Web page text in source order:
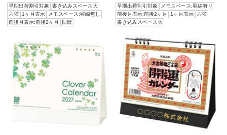
早期出荷割引対象
書き込みスペース大
六曜
1ヶ月表示
メモスペース:罫線無し
前後月表示:前後2ヶ月
旧暦
早期出荷割引対象
メモスペース:罫線有り
前後月表示:前後2ヶ月
1ヶ月表示 六曜
書き込みスペース大